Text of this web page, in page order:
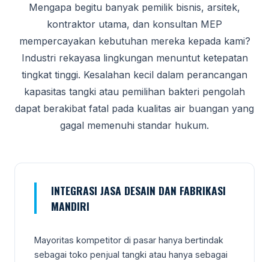
Mengapa begitu banyak pemilik bisnis, arsitek,
kontraktor utama, dan konsultan MEP
mempercayakan kebutuhan mereka kepada kami?
Industri rekayasa lingkungan menuntut ketepatan
tingkat tinggi. Kesalahan kecil dalam perancangan
kapasitas tangki atau pemilihan bakteri pengolah
dapat berakibat fatal pada kualitas air buangan yang
gagal memenuhi standar hukum.
INTEGRASI JASA DESAIN DAN FABRIKASI
MANDIRI
Mayoritas kompetitor di pasar hanya bertindak
sebagai toko penjual tangki atau hanya sebagai